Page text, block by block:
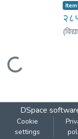
Loading...
Item
(
DSpace
Cookie
settings